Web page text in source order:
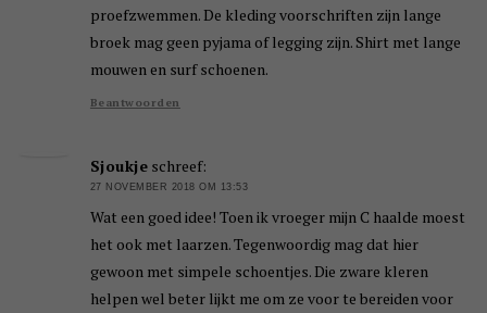
proefzwemmen. De kleding voorschriften zijn lange
broek mag geen pyjama of legging zijn. Shirt met lange
mouwen en surf schoenen.
Beantwoorden
Sjoukje schreef:
27 NOVEMBER 2018 OM 13:53
Wat een goed idee! Toen ik vroeger mijn C haalde moest
het ook met laarzen. Tegenwoordig mag dat hier
gewoon met simpele schoentjes. Die zware kleren
helpen wel beter lijkt me om ze voor te bereiden voor